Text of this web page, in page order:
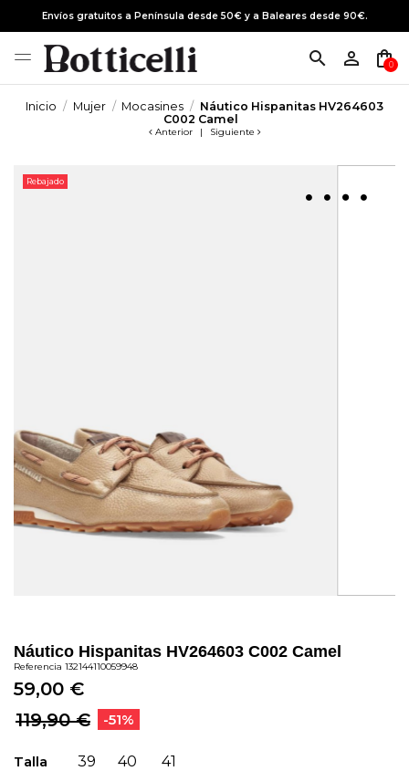
Envíos gratuitos a Península desde 50€ y a Baleares desde 90€.
search person_outline shopping_bag
0
Inicio Mujer Mocasines
Náutico Hispanitas HV264603
C002 Camel
Anterior | Siguiente
Rebajado
Náutico Hispanitas HV264603 C002 Camel
Referencia 132144110059948
59,00 €
119,90 €
-51%
Talla 39 40 41